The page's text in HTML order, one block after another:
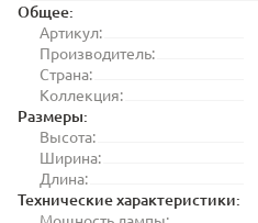
Общее:
Артикул:
Производитель:
Страна:
Коллекция:
Размеры:
Высота:
Ширина:
Длина:
Технические характеристики: